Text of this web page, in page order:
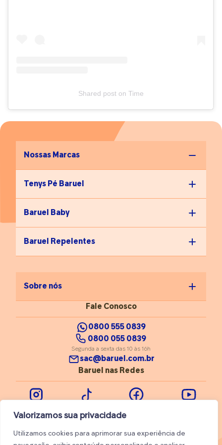
Valorizamos sua privacidade
Utilizamos cookies para aprimorar sua experiência de
Shared poston Time
Nossas Marcas
Tenys Pé Baruel
Baruel Baby
Baruel Repelentes
Sobre nós
Fale Conosco
0800 555 0839
0800 055 0839
Segunda a sexta das 10 às 16h
sac@baruel.com.br
Baruel nas Redes